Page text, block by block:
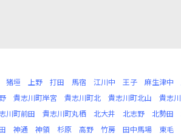
猪垣 上野 打田 馬宿 江川中 王子 麻生津中
貴志川町岸宮 貴志川町北 貴志川町北山 貴志
川町前田 貴志川町丸栖 北大井 北志野 北勢田
神通 神領 杉原 高野 竹房 田中馬場 東毛